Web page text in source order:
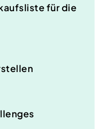
für die